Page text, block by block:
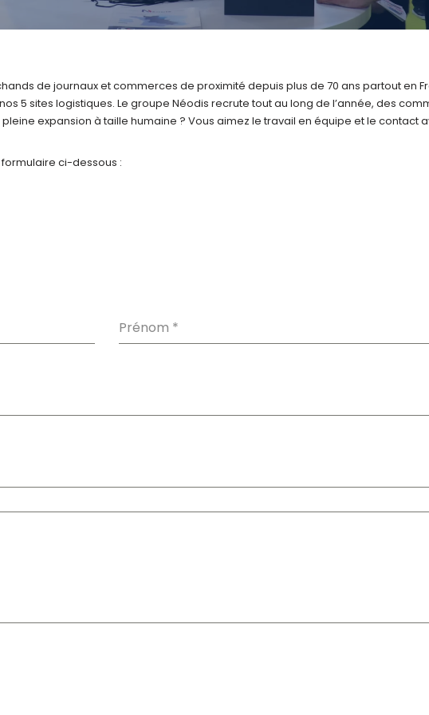
de journaux et commerces de proximité depuis plus de 70 ans partout en
5 sites logistiques. Le groupe Néodis recrute tout au long de l’année, des
expansion à taille humaine ? Vous aimez le travail en équipe et le contact
ci-dessous :
Prénom *